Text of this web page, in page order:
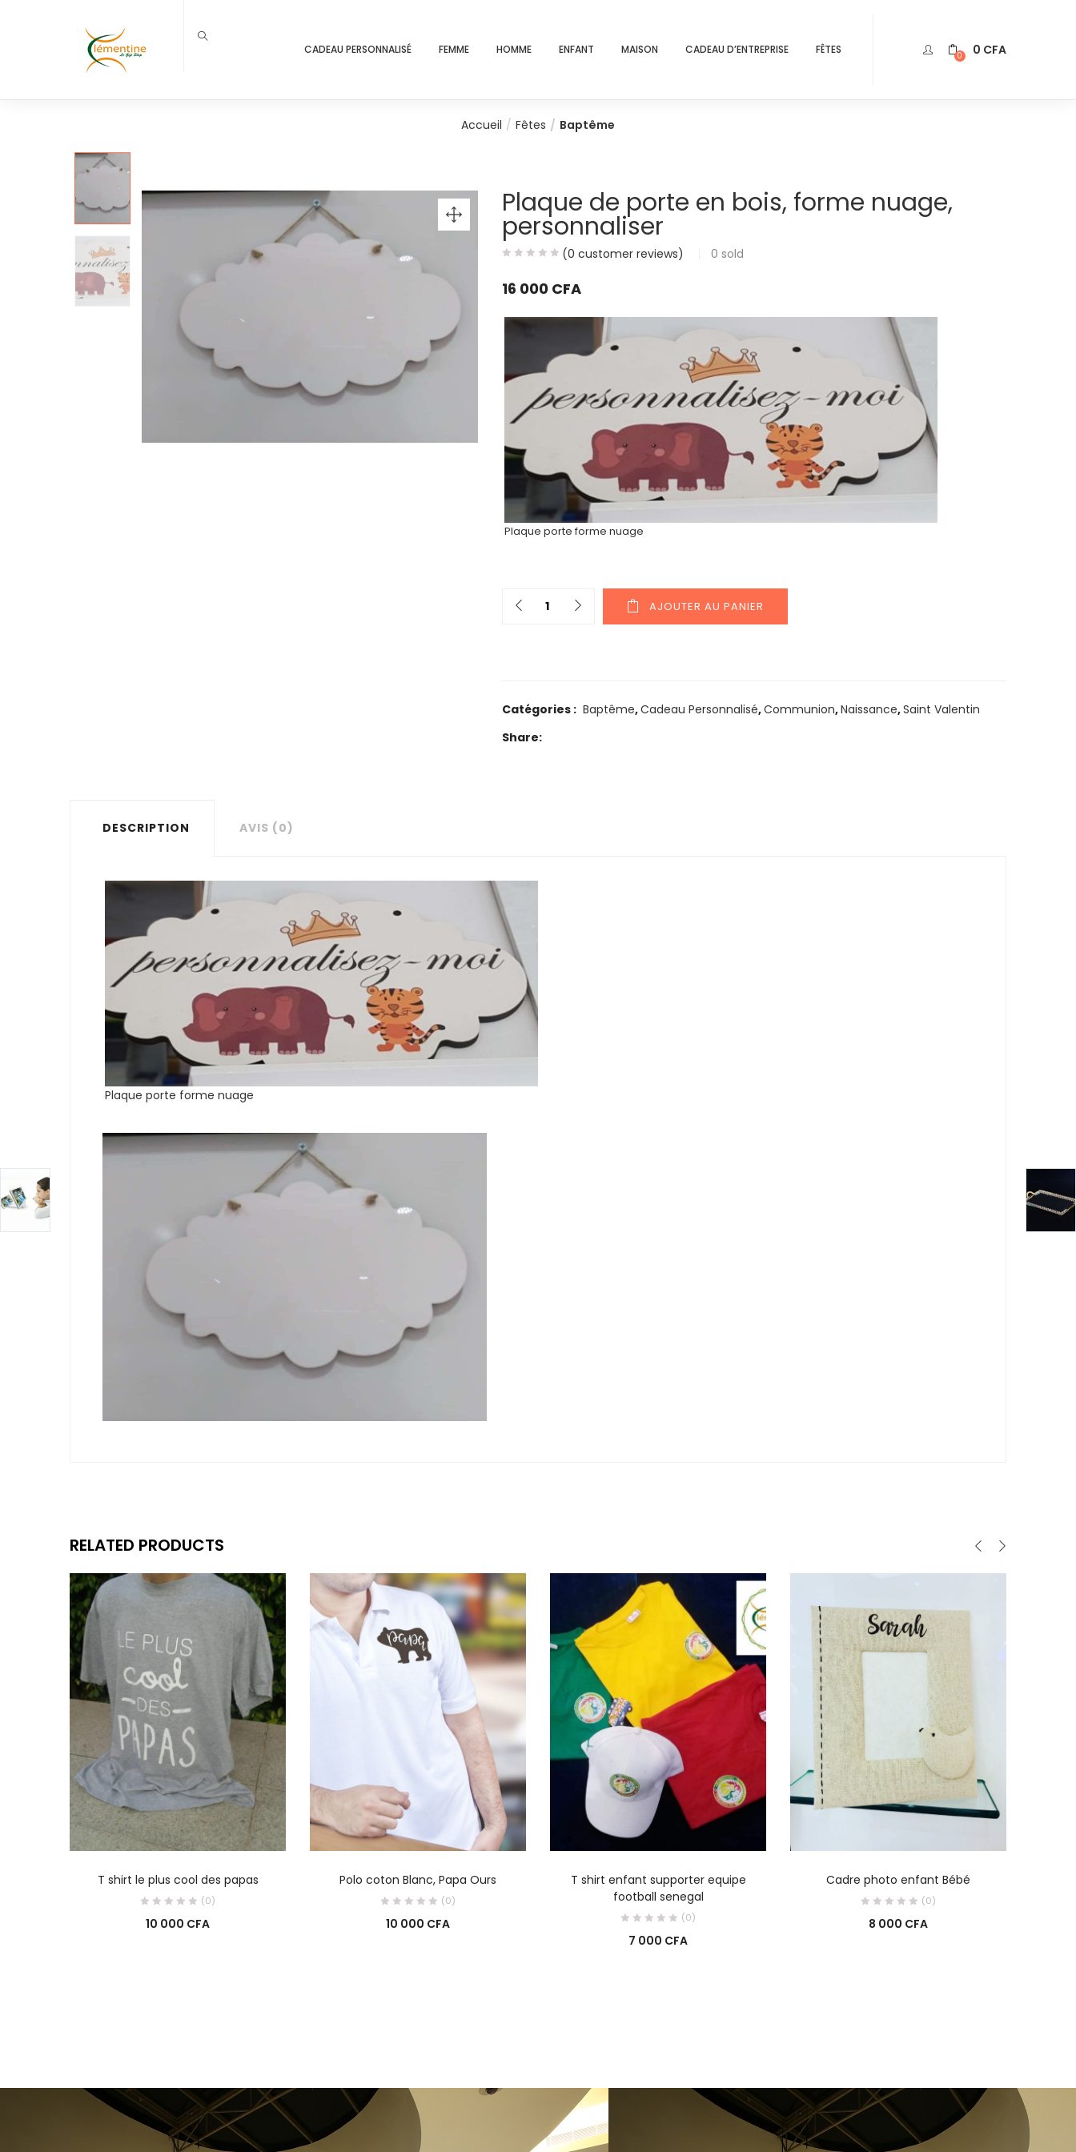
CADEAU PERSONNALISÉ FEMME HOMME ENFANT MAISON CADEAU D’ENTREPRISE FÊTES 0 0 CFA
Accueil Fêtes Baptême
Plaque de porte en bois, forme nuage,
personnaliser
(0 customer reviews) 0 sold
16 000 CFA
Plaque porte forme nuage
Quantity
AJOUTER AU PANIER
Catégories : Baptême,Cadeau Personnalisé,Communion,Naissance,Saint Valentin
Share:
DESCRIPTION AVIS (0)
Plaque porte forme nuage
RELATED PRODUCTS
T shirt le plus cool des papas
(0)
10 000 CFA
Polo coton Blanc, Papa Ours
(0)
10 000 CFA
T shirt enfant supporter equipe
football senegal
(0)
7 000 CFA
Cadre photo enfant Bébé
(0)
8 000 CFA